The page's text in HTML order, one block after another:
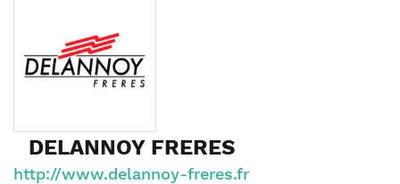
DELANNOY FRERES
http://www.delannoy-freres.fr